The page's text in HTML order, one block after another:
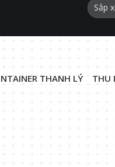
THANH LÝ THU